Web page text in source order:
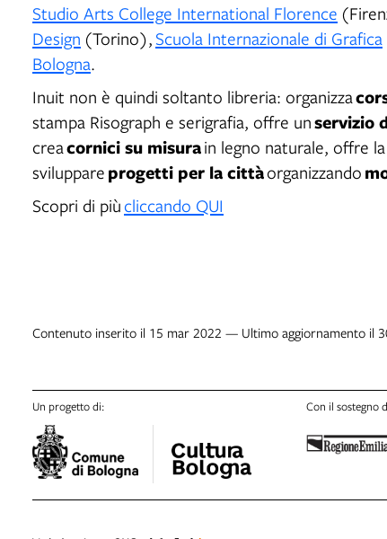
Studio Arts College International Florence
Design (Torino), Scuola Internazionale di Grafica
Bologna.
Inuit non è quindi soltanto libreria: organizza
stampa Risograph e serigrafia, offre unservizio
creacornici su misurain legno naturale, offre
sviluppare progetti per la cittàorganizzando
Scopri di piùcliccando QUI
Contenuto inserito il 15 mar 2022 — Ultimo aggiornamento il
Un progetto di: Con il sostegno